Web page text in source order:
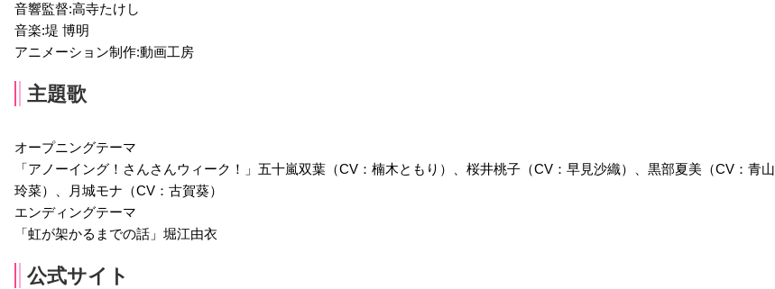
音響監督:高寺たけし
音楽:堤 博明
アニメーション制作:動画工房
主題歌
オープニングテーマ
「アノーイング！さんさんウィーク！」五十嵐双葉（CV：楠木ともり）、桜井桃子（CV：早見沙織）、黒部夏美（CV：青山
玲菜）、月城モナ（CV：古賀葵）
エンディングテーマ
「虹が架かるまでの話」堀江由衣
公式サイト